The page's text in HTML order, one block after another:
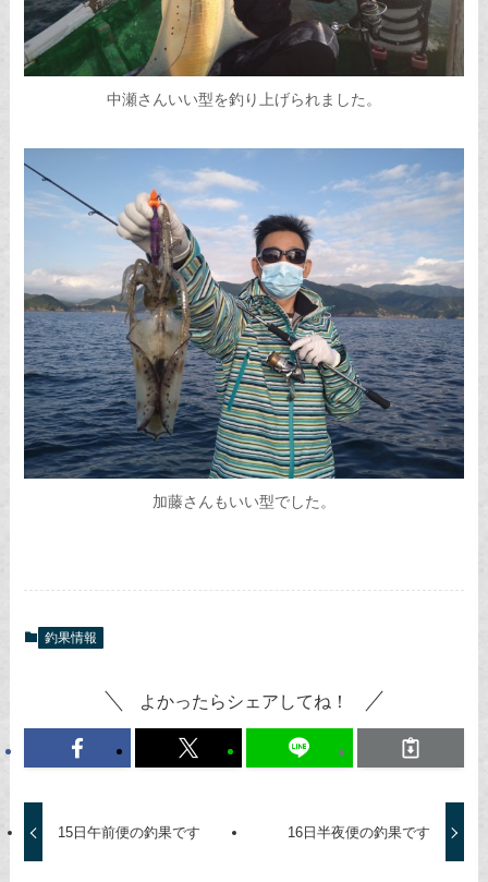
中瀬さんいい型を釣り上げられました。
加藤さんもいい型でした。
釣果情報
よかったらシェアしてね！
15日午前便の釣果です 16日半夜便の釣果です